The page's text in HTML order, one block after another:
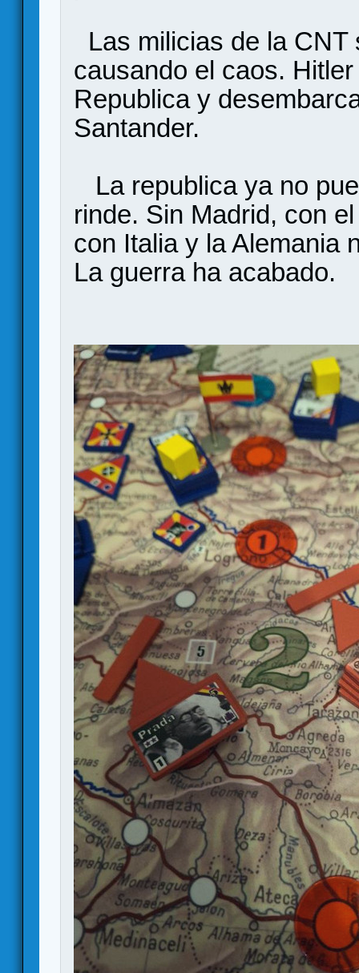
Las milicias de la
causando el caos.
Republica y
Santander.
La republica ya no
rinde. Sin Madrid, con
con Italia y la Alemania
La guerra ha acabado.